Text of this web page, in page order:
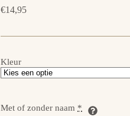
€14,95
Kleur
Met of zonder naam *